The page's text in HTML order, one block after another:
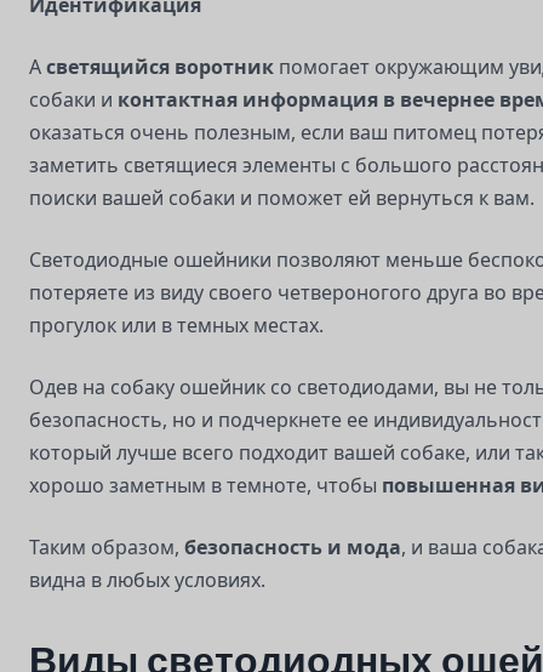
Aсветящийся воротник помогает окружающим
собаки и контактная информация в вечернее
оказаться очень полезным, если ваш питомец
заметить светящиеся элементы с большого
поиски вашей собаки и поможет ей вернуться к вам.
Светодиодные ошейники позволяют меньше
потеряете из виду своего четвероногого друга во
прогулок или в темных местах.
Одев на собаку ошейник со светодиодами, вы не
безопасность, но и подчеркнете ее
который лучше всего подходит вашей собаке, или
хорошо заметным в темноте, чтобы повышенная
Таким образом, безопасность и мода, и ваша
видна в любых условиях.
Виды светодиодных